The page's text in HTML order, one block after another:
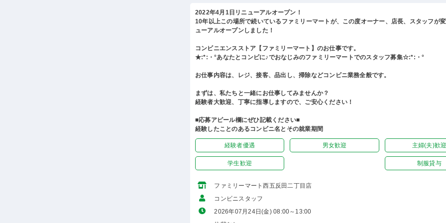
2022年4月1日リニューアルオープン！
10年以上この場所で続いているファミリーマートが、この度オーナー、店長、スタッフが
ューアルオープンしました！
コンビニエンスストア【ファミリーマート】のお仕事です。
★:*:・°あなたとコンビに♪でおなじみのファミリーマートでのスタッフ募集☆:*:・°
お仕事内容は、レジ、接客、品出し、掃除などコンビニ業務全般です。
まずは、私たちと一緒にお仕事してみませんか？
経験者大歓迎、丁寧に指導しますので、ご安心ください！
■応募アピール欄にぜひ記載ください■
経験したことのあるコンビニ名とその就業期間
経験者優遇 男女歓迎 主婦(夫)歓迎
学生歓迎 制服貸与
ファミリーマート西五反田二丁目店
コンビニスタッフ
2026年07月24日(金) 08:00～13:00